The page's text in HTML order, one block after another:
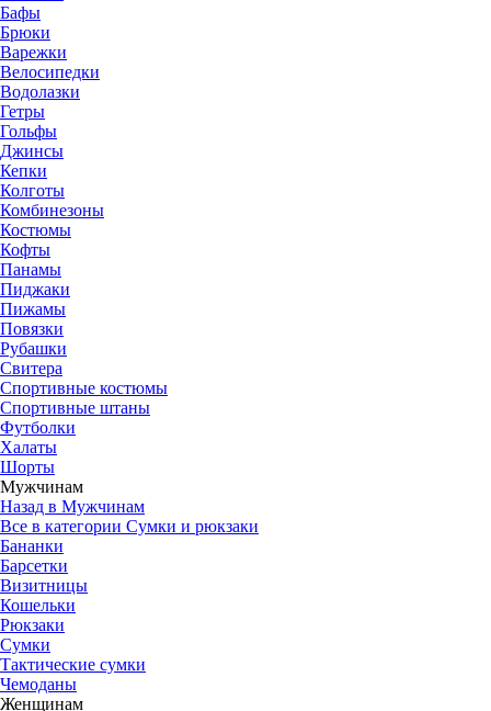
Бафы
Брюки
Варежки
Велосипедки
Водолазки
Гетры
Гольфы
Джинсы
Кепки
Колготы
Комбинезоны
Костюмы
Кофты
Панамы
Пиджаки
Пижамы
Повязки
Рубашки
Свитера
Спортивные костюмы
Спортивные штаны
Футболки
Халаты
Шорты
Мужчинам
Назад в Мужчинам
Все в категории Сумки и рюкзаки
Бананки
Барсетки
Визитницы
Кошельки
Рюкзаки
Сумки
Тактические сумки
Чемоданы
Женщинам